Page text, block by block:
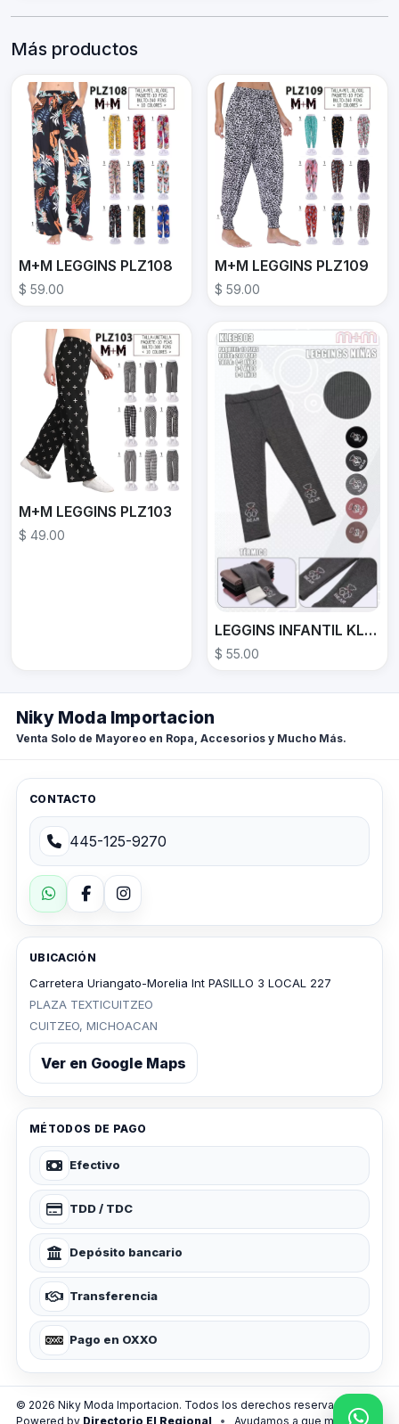
Más productos
M+M LEGGINS PLZ108
$ 59.00
M+M LEGGINS PLZ109
$ 59.00
M+M LEGGINS PLZ103
$ 49.00
LEGGINS INFANTIL KLEG303
$ 55.00
Niky Moda Importacion
Venta Solo de Mayoreo en Ropa, Accesorios y Mucho Más.
CONTACTO
445-125-9270
UBICACIÓN
Carretera Uriangato-Morelia Int PASILLO 3 LOCAL 227
PLAZA TEXTICUITZEO
CUITZEO, MICHOACAN
Ver en Google Maps
MÉTODOS DE PAGO
Efectivo
TDD / TDC
Depósito bancario
Transferencia
Pago en OXXO
© 2026 Niky Moda Importacion. Todos los derechos reservados.
Powered by Directorio El Regional • Ayudamos a que más